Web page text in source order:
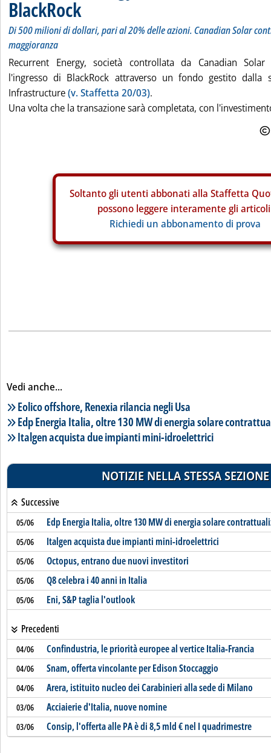
BlackRock
Di 500 milioni di dollari, pari al 20% delle azioni. Canadian Solar
maggioranza
Recurrent Energy, società controllata da Canadian
l'ingresso di BlackRock attraverso un fondo gestito dalla
Infrastructure(v. Staffetta 20/03).
Una volta che la transazione sarà completata, con
Soltanto gli utenti abbonati alla Staffetta
possono leggere interamente gli
Richiedi un abbonamento di prova
Vedi anche...
Lista notizie correlate
Eolico offshore, Renexia rilancia negli Usa
Edp Energia Italia, oltre 130 MW di energia solare
Italgen acquista due impianti mini-idroelettrici
NOTIZIE NELLA STESSA SEZIONE
Successive
05/06 Edp Energia Italia, oltre 130 MW di energia solare
05/06 Italgen acquista due impianti mini-idroelettrici
05/06 Octopus, entrano due nuovi investitori
05/06 Q8 celebra i 40 anni in Italia
05/06 Eni, S&P taglia l'outlook
Precedenti
04/06 Confindustria, le priorità europee al vertice Italia-Francia
04/06 Snam, offerta vincolante per Edison Stoccaggio
04/06 Arera, istituito nucleo dei Carabinieri alla sede di Milano
03/06 Acciaierie d'Italia, nuove nomine
03/06 Consip, l'offerta alle PA è di 8,5 mld € nel I quadrimestre